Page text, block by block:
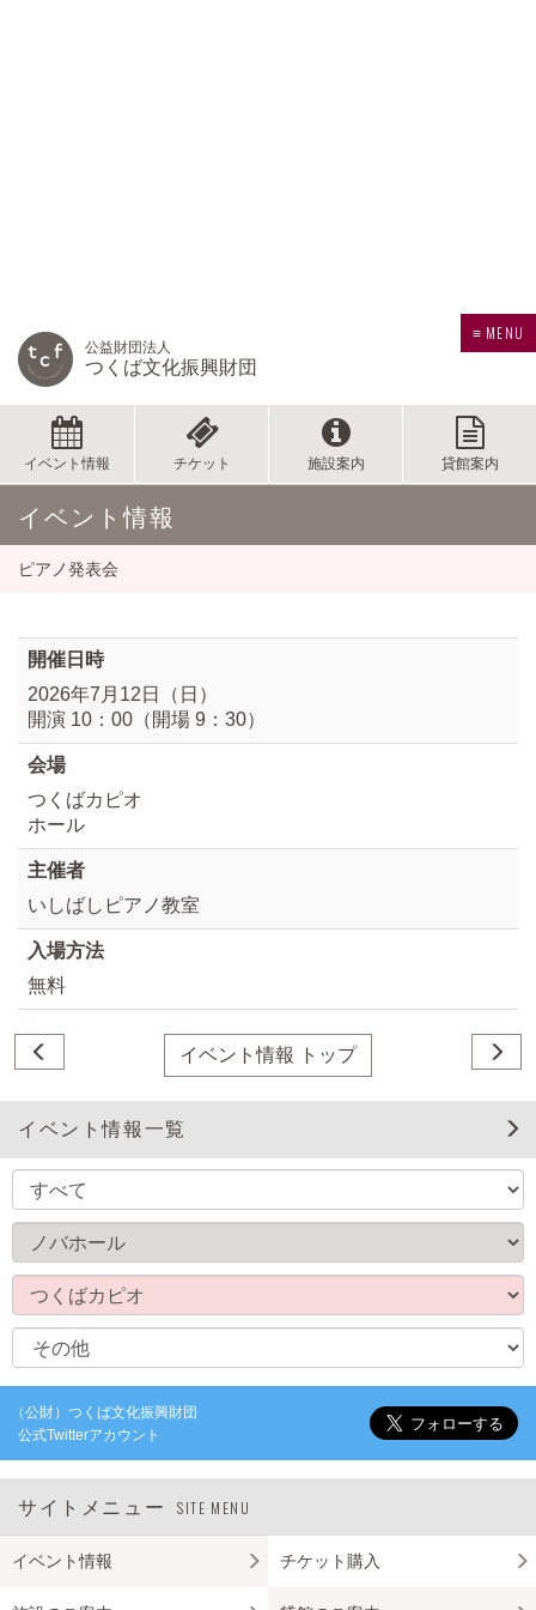
公益財団法人
つくば文化振興財団
≡ MENU
イベント情報 チケット 施設案内 貸館案内
イベント情報
ピアノ発表会
開催日時
2026年7月12日（日）
開演 10：00（開場 9：30）
会場
つくばカピオ
ホール
主催者
いしばしピアノ教室
入場方法
無料
イベント情報 トップ
イベント情報一覧
（公財）つくば文化振興財団
公式Twitterアカウント
サイトメニュー SITE MENU
イベント情報 チケット購入